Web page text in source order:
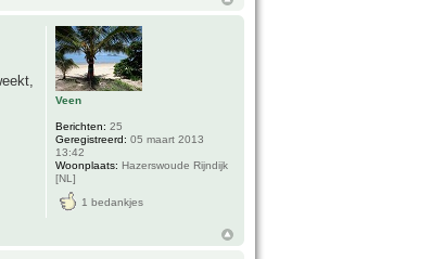
Veen
Berichten: 25
Geregistreerd: 05 maart 2013
13:42
Woonplaats: Hazerswoude Rijndijk
[NL]
1 bedankjes